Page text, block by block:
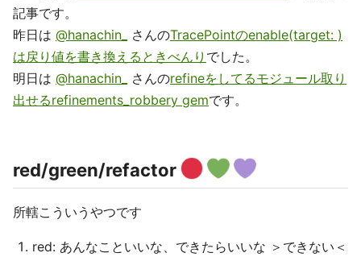
記事です。
昨日は @hanachin_ さんのTracePointのenable(target: )
は戻り値を書き換えるときべんり でした。
明日は @hanachin_ さんのrefineをしてるモジュール取り
出せるrefinements_robbery gemです。
red/green/refactor
所轄こういうやつです
red: あんなこといいな、できたらいいな ＞できない＜